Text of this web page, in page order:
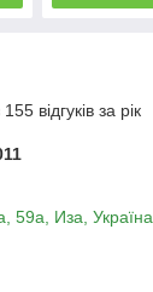
відгуків за рік
59а, Иза, Україна